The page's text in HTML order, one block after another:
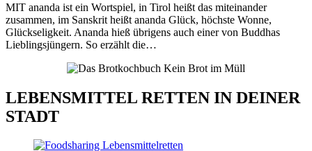
MIT ananda ist ein Wortspiel, in Tirol heißt das miteinander
zusammen, im Sanskrit heißt ananda Glück, höchste Wonne,
Glückseligkeit. Ananda hieß übrigens auch einer von Buddhas
Lieblingsjüngern. So erzählt die…
LEBENSMITTEL RETTEN IN DEINER
STADT